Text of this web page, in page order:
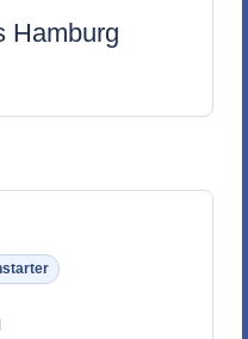
Hamburg